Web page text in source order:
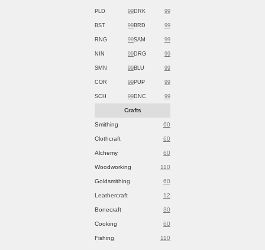
PLD 99DRK 99
BST 99BRD 99
RNG 99SAM 99
NIN 99DRG 99
SMN 99BLU 99
COR 99PUP 99
SCH 99DNC 99
Crafts
Smithing 60
Clothcraft 60
Alchemy 60
Woodworking 110
Goldsmithing 60
Leathercraft 12
Bonecraft 30
Cooking 60
Fishing 110